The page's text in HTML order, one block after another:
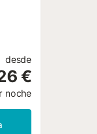
desde
€
noche